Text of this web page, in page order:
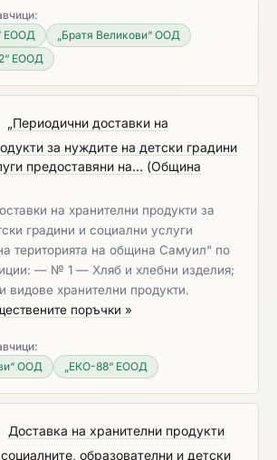
ЕООД
„Братя Великови“ ООД
ЕООД
„Периодични доставки на
за нуждите на детски градини
предоставяни на... (Община
на хранителни продукти за
градини и социални услуги
територията на община Самуил“ по
— № 1 — Хляб и хлебни изделия;
хранителни продукти.
поръчки »
ООД
„ЕКО-88“ ЕООД
Доставка на хранителни продукти
образователни и детски